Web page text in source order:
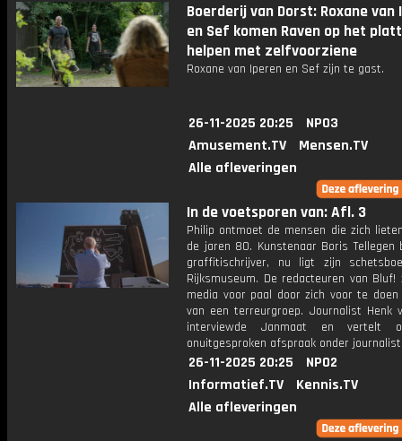
Boerderij van Dorst: Roxane van
en Sef komen Raven op het
helpen met zelfvoorziene
Roxane van Iperen en Sef zijn te gast.
26-11-2025 20:25
NPO3
Amusement.TV
Mensen.TV
Alle afleveringen
In de voetsporen van: Afl. 3
Philip ontmoet de mensen die zich
de jaren 80. Kunstenaar Boris Tellegen
graffitischrijver, nu ligt zijn
Rijksmuseum. De redacteuren van
media voor paal door zich voor te
van een terreurgroep. Journalist Henk
interviewde Janmaat en vertelt
onuitgesproken afspraak onder
26-11-2025 20:25
NPO2
Informatief.TV
Kennis.TV
Alle afleveringen